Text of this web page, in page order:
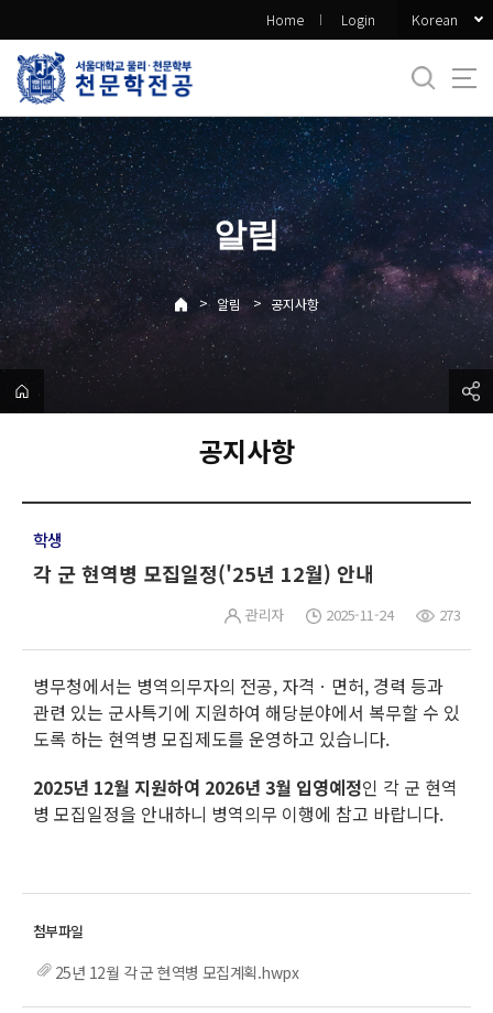
로
메
뉴
Home Login Korean
알림
> 알림 > 공지사항
공지사항
학생
각 군 현역병 모집일정('25년 12월) 안내
관리자 2025-11-24 273
병무청에서는 병역의무자의 전공, 자격ㆍ면허, 경력 등과
관련 있는 군사특기에 지원하여 해당분야에서 복무할 수 있
도록 하는 현역병 모집제도를 운영하고 있습니다.
2025년 12월 지원하여 2026년 3월 입영예정인 각 군 현역
병 모집일정을 안내하니 병역의무 이행에 참고 바랍니다.
25년 12월 각 군 현역병 모집계획.hwpx